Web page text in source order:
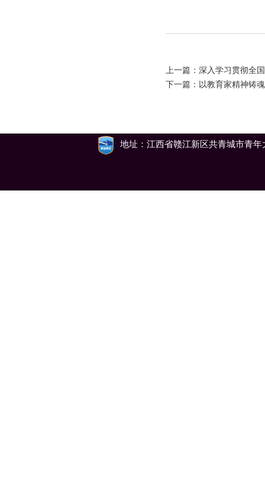
上一篇： 深入学习贯彻全
下一篇： 以教育家精神铸
地址：江西省赣江新区共青城市青年